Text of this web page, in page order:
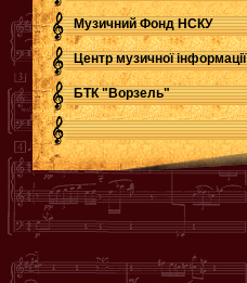
Музичний Фонд НСКУ
Центр музичної інформації
БТК "Ворзель"